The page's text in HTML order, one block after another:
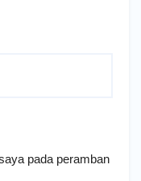
pada peramban